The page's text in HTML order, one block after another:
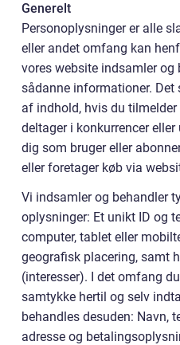
Generelt
Personoplysninger er alle
eller andet omfang kan
vores website indsamler
sådanne informationer. Det
af indhold, hvis du tilmelder
deltager i konkurrencer eller
dig som bruger eller
eller foretager køb via
Vi indsamler og behandler
oplysninger: Et unikt ID og
computer, tablet eller
geografisk placering, samt
(interesser). I det omfang
samtykke hertil og selv
behandles desuden: Navn,
adresse og